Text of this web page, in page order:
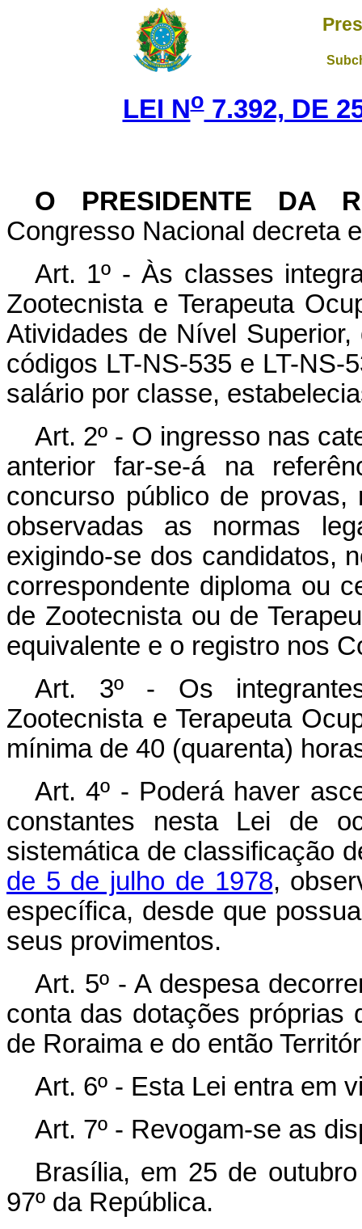
LEI No7.392, DE
O PRESIDENTE DA
Congresso Nacional decreta
Art. 1º - Às classes
Zootecnista e Terapeuta
Atividades de Nível
códigos LT-NS-535 e LT-
salário por classe,
Art. 2º - O ingresso nas
anterior far-se-á na
concurso público de provas,
observadas as normas
exigindo-se dos candidatos,
correspondente diploma ou
de Zootecnista ou de
equivalente e o registro nos
Art. 3º - Os
Zootecnista e Terapeuta
mínima de 40 (quarenta)
Art. 4º - Poderá haver
constantes nesta Lei de
sistemática de classificação
de 5 de julho de 1978,
específica, desde que
seus provimentos.
Art. 5º - A despesa
conta das dotações próprias
de Roraima e do então
Art. 6º - Esta Lei entra em
Art. 7º - Revogam-se as
Brasília, em 25 de
97º da República.